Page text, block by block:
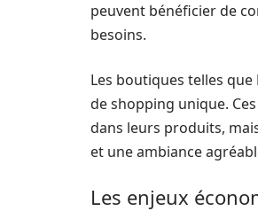
peuvent bénéficier de
besoins.
Les boutiques telles que
de shopping unique.
dans leurs produits,
et une ambiance
Les enjeux